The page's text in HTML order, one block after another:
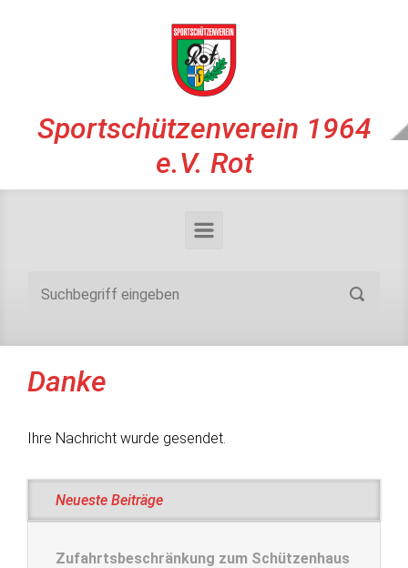
Zum Hauptinhalt springen
Sportschützenverein 1964
e.V. Rot
Danke
Ihre Nachricht wurde gesendet.
Neueste Beiträge
Zufahrtsbeschränkung zum Schützenhaus